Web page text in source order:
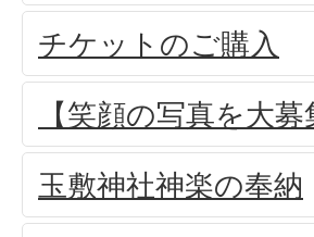
チケットのご購入
【笑顔の写真を大
玉敷神社神楽の奉納